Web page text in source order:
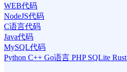
WEB代码
NodeJS代码
C语言代码
Java代码
MySQL代码
Python C++ Go语言 PHP SQLite Rust